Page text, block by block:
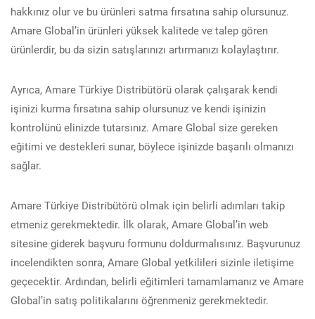
hakkınız olur ve bu ürünleri satma fırsatına sahip olursunuz.
Amare Global’in ürünleri yüksek kalitede ve talep gören
ürünlerdir, bu da sizin satışlarınızı artırmanızı kolaylaştırır.
Ayrıca, Amare Türkiye Distribütörü olarak çalışarak kendi
işinizi kurma fırsatına sahip olursunuz ve kendi işinizin
kontrolünü elinizde tutarsınız. Amare Global size gereken
eğitimi ve destekleri sunar, böylece işinizde başarılı olmanızı
sağlar.
Amare Türkiye Distribütörü olmak için belirli adımları takip
etmeniz gerekmektedir. İlk olarak, Amare Global’in web
sitesine giderek başvuru formunu doldurmalısınız. Başvurunuz
incelendikten sonra, Amare Global yetkilileri sizinle iletişime
geçecektir. Ardından, belirli eğitimleri tamamlamanız ve Amare
Global’in satış politikalarını öğrenmeniz gerekmektedir.